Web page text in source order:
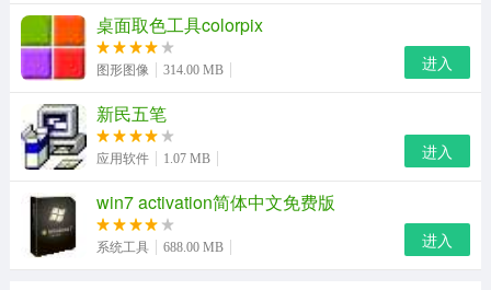
代码即文档。自动规范强制代码格式转换，任何人编写的
任何程序源代码格式均统一。
全程提示与帮助。鼠标停留即显示项目提示，编程时提示
语法格式，调试时提示变量当前内容，按下f1键得到相关
帮助等。
名称自动管理。用户修改任一名称定义，其它所有包含该
名称的程序代码均自动修正。
桌面取色工具colorpix
图形图像 314.00 MB 进入
新民五笔
应用软件 1.07 MB 进入
win7 activation简体中文免费版
系统工具 688.00 MB 进入